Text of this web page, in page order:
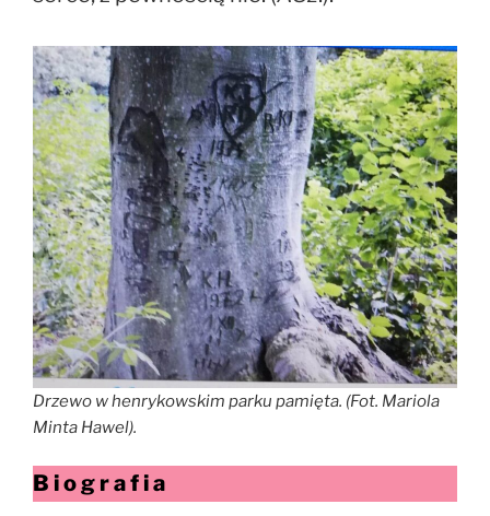
Drzewo w henrykowskim parku pamięta. (Fot. Mariola
Minta Hawel).
B i o g r a f i a